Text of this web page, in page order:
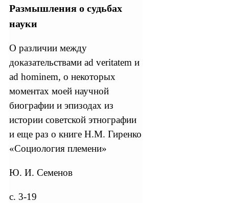
Размышления о судьбах
науки
О различии между
доказательствами ad veritatem и
ad hominem, о некоторых
моментах моей научной
биографии и эпизодах из
истории советской этнографии
и еще раз о книге Н.М. Гиренко
«Социология племени»
Ю. И. Семенов
с. 3-19